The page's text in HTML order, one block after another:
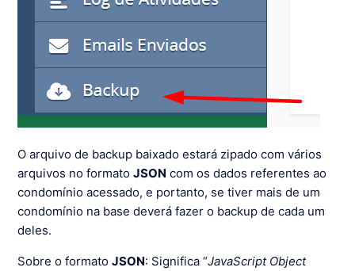
O arquivo de backup baixado estará zipado com vários
arquivos no formatoJSON com os dados referentes ao
condomínio acessado, e portanto, se tiver mais de um
condomínio na base deverá fazer o backup de cada um
deles.
Sobre o formatoJSON: Significa “JavaScript Object